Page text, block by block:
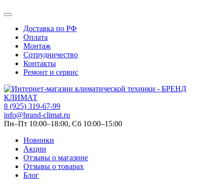
Доставка по РФ
Оплата
Монтаж
Сотрудничество
Контакты
Ремонт и сервис
8 (925) 319-67-99
info@brand-climat.ru
Пн–Пт 10:00–18:00, Сб 10:00–15:00
Новинки
Акции
Отзывы о магазине
Отзывы о товарах
Блог